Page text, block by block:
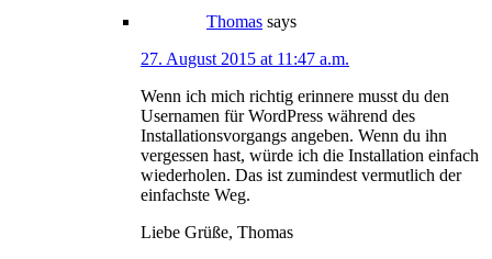
Thomas says
27. August 2015 at 11:47 a.m.
Wenn ich mich richtig erinnere musst du den
Usernamen für WordPress während des
Installationsvorgangs angeben. Wenn du ihn
vergessen hast, würde ich die Installation einfach
wiederholen. Das ist zumindest vermutlich der
einfachste Weg.
Liebe Grüße, Thomas